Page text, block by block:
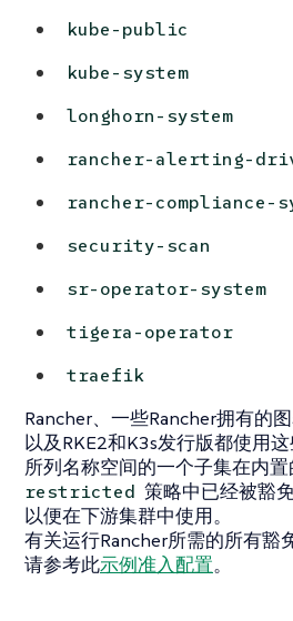
kube-public
kube-system
longhorn-system
rancher-alerting-
rancher-compliance-
security-scan
sr-operator-system
tigera-operator
traefik
Rancher、一些Rancher拥有的图
以及RKE2和K3s发行版都使用这
所列名称空间的一个子集在内置
restricted 策略中已经被豁免
以便在下游集群中使用。
有关运行Rancher所需的所有豁
请参考此示例准入配置。